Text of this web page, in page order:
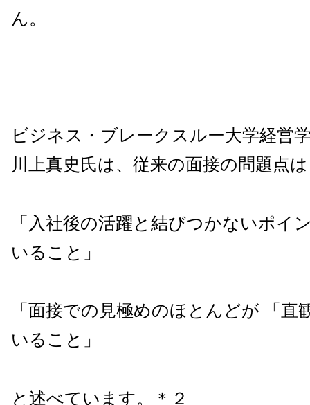
ん。
ビジネス・ブレークスルー大学経営
川上真史氏は、従来の面接の問題点
「入社後の活躍と結びつかないポイ
いること」
「面接での見極めのほとんどが 「直
いること」
と述べています。＊２